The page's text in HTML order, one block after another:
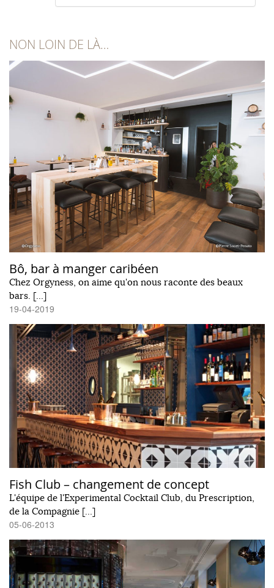
NON LOIN DE LÀ…
Bô, bar à manger caribéen
Chez Orgyness, on aime qu'on nous raconte des beaux
bars. […]
19-04-2019
Fish Club – changement de concept
L'équipe de l'Experimental Cocktail Club, du Prescription,
de la Compagnie […]
05-06-2013